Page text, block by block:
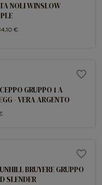
NOLI WINSLOW
€
GRUPPO 1 A
- VERA ARGENTO
favorite_border
BRUYERE GRUPPO
SLENDER
favorite_border